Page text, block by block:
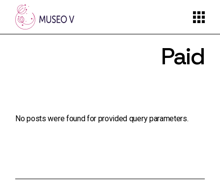
content
Paid
No posts were found for provided query parameters.